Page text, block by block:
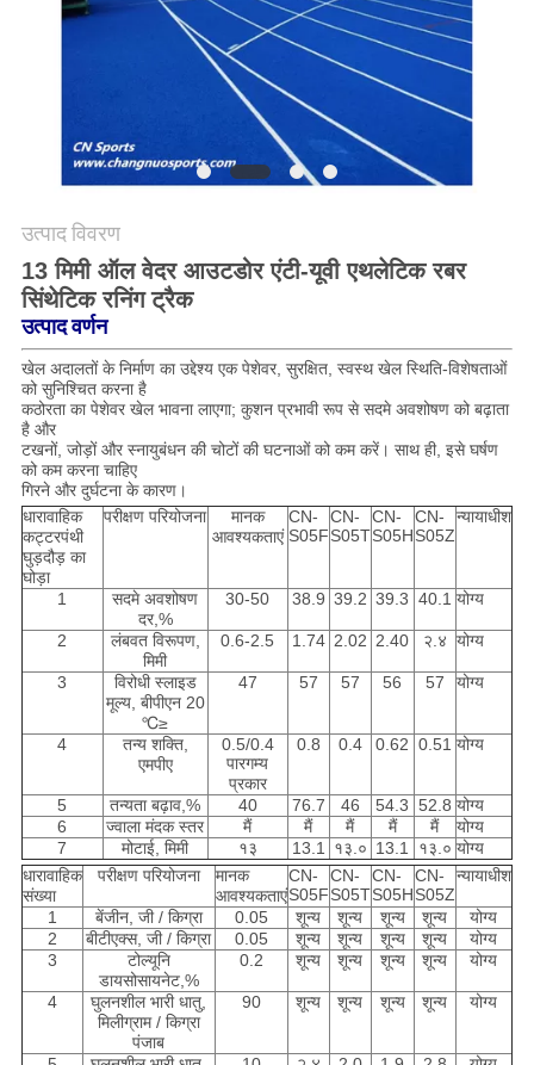
उत्पाद विवरण
13 मिमी ऑल वेदर आउटडोर एंटी-यूवी एथलेटिक रबर
सिंथेटिक रनिंग ट्रैक
उत्पाद वर्णन
खेल अदालतों के निर्माण का उद्देश्य एक पेशेवर, सुरक्षित, स्वस्थ खेल स्थिति-विशेषताओं
को सुनिश्चित करना है
कठोरता का पेशेवर खेल भावना लाएगा; कुशन प्रभावी रूप से सदमे अवशोषण को बढ़ाता
है और
टखनों, जोड़ों और स्नायुबंधन की चोटों की घटनाओं को कम करें। साथ ही, इसे घर्षण
को कम करना चाहिए
गिरने और दुर्घटना के कारण।
धारावाहिक
कट्टरपंथी
घुड़दौड़ का
घोड़ा
परीक्षण परियोजना
मानक
आवश्यकताएं
CN-
S05F
CN-
S05T
CN-
S05H
CN-
S05Z
न्यायाधीश
1
सदमे अवशोषण
दर,%
30-50 38.9 39.2 39.3 40.1 योग्य
2
लंबवत विरूपण,
मिमी
0.6-2.5 1.74 2.02 2.40 २.४ योग्य
3
विरोधी स्लाइड
मूल्य, बीपीएन 20
℃≥
47 57 57 56 57 योग्य
4
तन्य शक्ति,
एमपीए
0.5/0.4
पारगम्य
प्रकार
0.8 0.4 0.62 0.51 योग्य
5 तन्यता बढ़ाव,% 40 76.7 46 54.3 52.8 योग्य
6
ज्वाला मंदक स्तर मैं मैं मैं मैं मैं
योग्य
7
मोटाई, मिमी १३ 13.1 १३.० 13.1 १३.० योग्य
धारावाहिक
संख्या
परीक्षण परियोजना
मानक
आवश्यकताएं
CN-
S05F
CN-
S05T
CN-
S05H
CN-
S05Z
न्यायाधीश
1 बेंजीन, जी / किग्रा 0.05 शून्य शून्य शून्य शून्य
योग्य
2
बीटीएक्स, जी / किग्रा 0.05 शून्य शून्य शून्य शून्य
योग्य
3
टोल्यूनि
डायसोसायनेट,%
0.2 शून्य शून्य शून्य शून्य योग्य
4
घुलनशील भारी धातु,
मिलीग्राम / किग्रा
पंजाब
90 शून्य शून्य शून्य शून्य योग्य